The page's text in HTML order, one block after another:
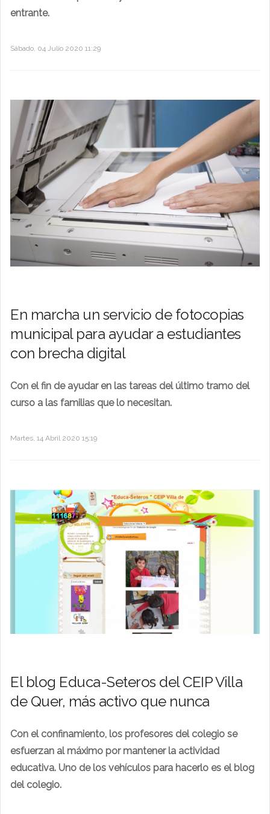
entrante.
Sábado, 04 Julio 2020 11:29
En marcha un servicio de fotocopias
municipal para ayudar a estudiantes
con brecha digital
Con el fin de ayudar en las tareas del último tramo del
curso a las familias que lo necesitan.
Martes, 14 Abril 2020 15:19
El blog Educa-Seteros del CEIP Villa
de Quer, más activo que nunca
Con el confinamiento, los profesores del colegio se
esfuerzan al máximo por mantener la actividad
educativa. Uno de los vehículos para hacerlo es el blog
del colegio.